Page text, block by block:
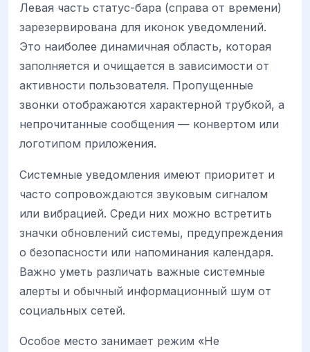
Левая часть статус-бара (справа от времени)
зарезервирована для иконок уведомлений.
Это наиболее динамичная область, которая
заполняется и очищается в зависимости от
активности пользователя. Пропущенные
звонки отображаются характерной трубкой, а
непрочитанные сообщения — конвертом или
логотипом приложения.
Системные уведомления имеют приоритет и
часто сопровождаются звуковым сигналом
или вибрацией. Среди них можно встретить
значки обновлений системы, предупреждения
о безопасности или напоминания календаря.
Важно уметь различать важные системные
алерты и обычный информационный шум от
социальных сетей.
Особое место занимает режим «Не